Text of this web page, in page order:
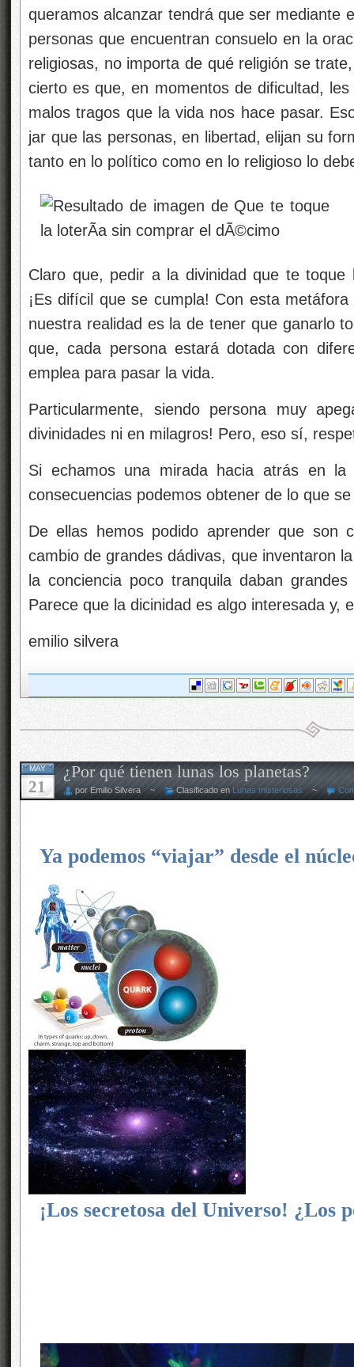
queramos alcanzar tendrá que ser mediante
personas que encuentran consuelo en la
religiosas, no importa de qué religión se
cierto es que, en momentos de dificultad,
malos tragos que la vida nos hace pasar.
jar que las personas, en libertad, elijan su
tanto en lo político como en lo religioso lo
Claro que, pedir a la divinidad que te
¡Es difícil que se cumpla! Con esta
nuestra realidad es la de tener que ganarlo
que, cada persona estará dotada con
emplea para pasar la vida.
Particularmente, siendo persona muy
divinidades ni en milagros! Pero, eso sí,
Si echamos una mirada hacia atrás en
consecuencias podemos obtener de lo que
De ellas hemos podido aprender que son
cambio de grandes dádivas, que inventaron
la conciencia poco tranquila daban
Parece que la dicinidad es algo interesada y,
emilio silvera
MAY
21
¿Por qué tienen lunas los planetas?
por Emilio Silvera ~ Clasificado en Lunas misteriosas ~
Ya podemos “viajar” desde el
¡Los secretosa del Universo! ¿Los